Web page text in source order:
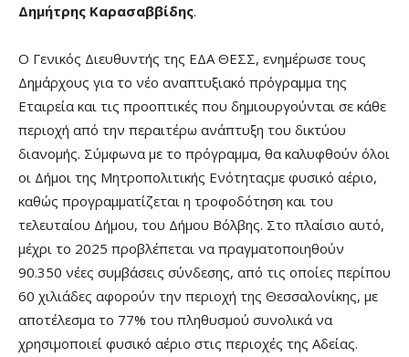
Δημήτρης Καρασαββίδης.
Ο Γενικός Διευθυντής της ΕΔΑ ΘΕΣΣ, ενημέρωσε τους
Δημάρχους για το νέο αναπτυξιακό πρόγραμμα της
Εταιρεία και τις προοπτικές που δημιουργούνται σε κάθε
περιοχή από την περαιτέρω ανάπτυξη του δικτύου
διανομής. Σύμφωνα με το πρόγραμμα, θα καλυφθούν όλοι
οι Δήμοι της Μητροπολιτικής Ενότηταςμε φυσικό αέριο,
καθώς προγραμματίζεται η τροφοδότηση και του
τελευταίου Δήμου, του Δήμου Βόλβης. Στο πλαίσιο αυτό,
μέχρι το 2025 προβλέπεται να πραγματοποιηθούν
90.350 νέες συμβάσεις σύνδεσης, από τις οποίες περίπου
60 χιλιάδες αφορούν την περιοχή της Θεσσαλονίκης, με
αποτέλεσμα το 77% του πληθυσμού συνολικά να
χρησιμοποιεί φυσικό αέριο στις περιοχές της Αδείας.